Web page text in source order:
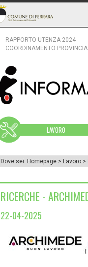
RAPPORTO UTENZA 2024
COORDINAMENTO
LAVORO
Dove sei: Homepage > Lavoro >
RICERCHE -
22-04-2025